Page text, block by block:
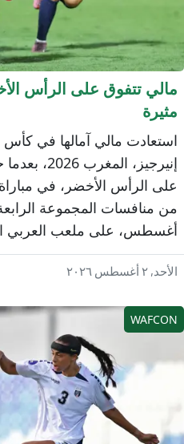
تتفوق على الرأس
مالي آمالها في كأس
الرأس الأخضر، في مباراة
على ملعب العربي
٢ أغسطس ٢٠٢٦